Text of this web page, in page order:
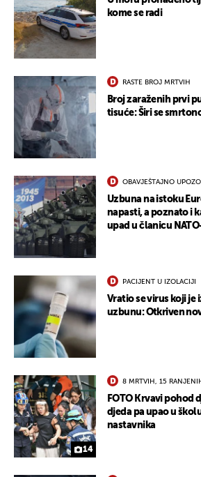
kome se radi
RASTE BROJ MRTVIH
Broj zaraženih prvi
tisuće: Širi se
OBAVJEŠTAJNO
Uzbuna na istoku
napasti, a poznato i
upad u članicu
PACIJENT U IZOLACIJI
Vratio se virus koji je
uzbunu: Otkriven
14
8 MRTVIH, 15
FOTO Krvavi pohod
djeda pa upao u
nastavnika